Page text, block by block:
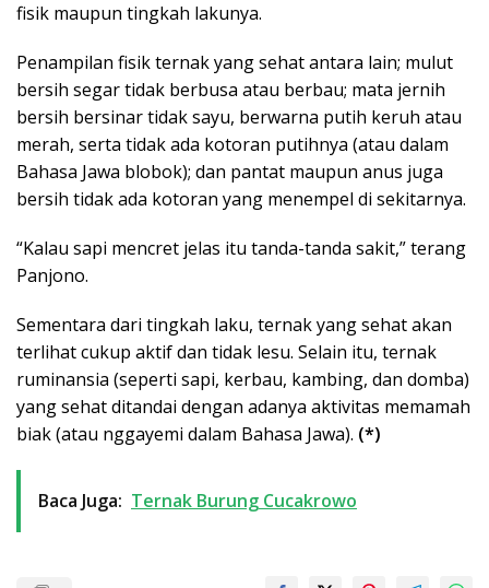
fisik maupun tingkah lakunya.
Penampilan fisik ternak yang sehat antara lain; mulut
bersih segar tidak berbusa atau berbau; mata jernih
bersih bersinar tidak sayu, berwarna putih keruh atau
merah, serta tidak ada kotoran putihnya (atau dalam
Bahasa Jawa blobok); dan pantat maupun anus juga
bersih tidak ada kotoran yang menempel di sekitarnya.
“Kalau sapi mencret jelas itu tanda-tanda sakit,” terang
Panjono.
Sementara dari tingkah laku, ternak yang sehat akan
terlihat cukup aktif dan tidak lesu. Selain itu, ternak
ruminansia (seperti sapi, kerbau, kambing, dan domba)
yang sehat ditandai dengan adanya aktivitas memamah
biak (atau nggayemi dalam Bahasa Jawa). (*)
Baca Juga: Ternak Burung Cucakrowo